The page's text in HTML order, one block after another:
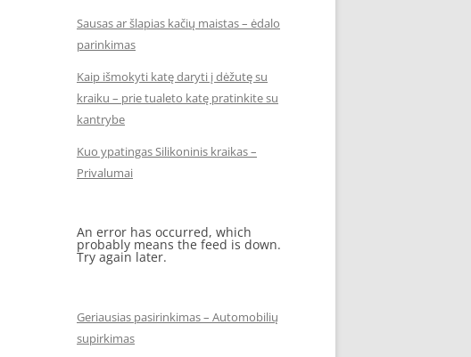
Sausas ar šlapias kačių maistas – ėdalo
parinkimas
Kaip išmokyti katę daryti į dėžutę su
kraiku – prie tualeto katę pratinkite su
kantrybe
Kuo ypatingas Silikoninis kraikas –
Privalumai
An error has occurred, which
probably means the feed is down.
Try again later.
Geriausias pasirinkimas – Automobilių
supirkimas